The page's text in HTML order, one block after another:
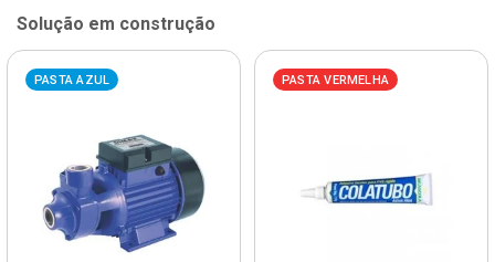
Solução em construção
PASTA AZUL PASTA VERMELHA